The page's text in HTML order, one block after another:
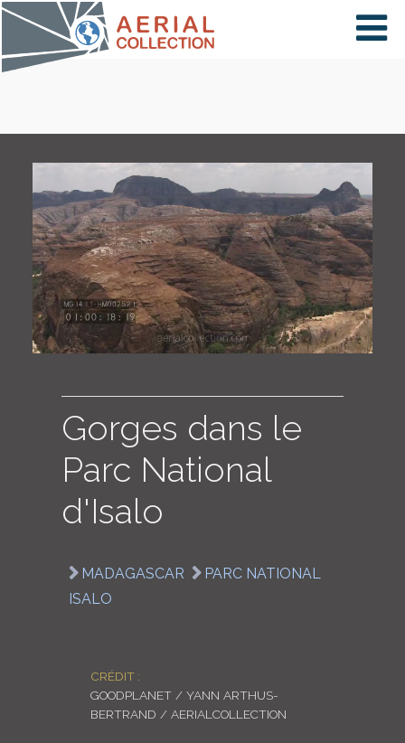
×
PAYS
CARTE
COLLECTIONS
LOGIN
ENGLISH
Gorges dans le
Parc National
d'Isalo
MADAGASCAR
PARC NATIONAL
ISALO
CRÉDIT :
GOODPLANET / YANN ARTHUS-
BERTRAND / AERIALCOLLECTION